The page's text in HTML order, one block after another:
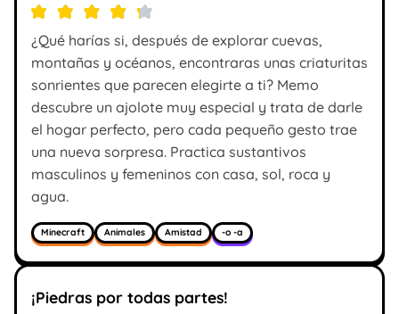
¿Qué harías si, después de explorar cuevas,
montañas y océanos, encontraras unas criaturitas
sonrientes que parecen elegirte a ti? Memo
descubre un ajolote muy especial y trata de darle
el hogar perfecto, pero cada pequeño gesto trae
una nueva sorpresa. Practica sustantivos
masculinos y femeninos con casa, sol, roca y
agua.
Minecraft Animales Amistad -o -a
¡Piedras por todas partes!